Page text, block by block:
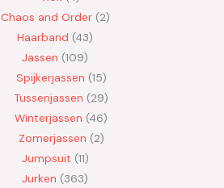
Chaos and Order 2
Haarband 43
Jassen 109
Spijkerjassen 15
Tussenjassen 29
Winterjassen 46
Zomerjassen 2
Jumpsuit 11
Jurken 363